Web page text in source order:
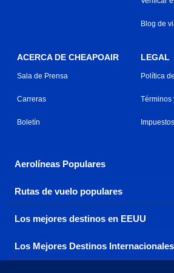
Blog de
ACERCA DE CHEAPOAIR
Sala de Prensa
Carreras
Boletín
LEGAL
Política
Términos
Aerolíneas Populares
Explora nuestras opciones de tarifas
aerolínea, con más de 500 opciones
Aeromexico
Air France Alaska
Rutas de vuelo populares
Reserva una de nuestras rutas de
con tres sencillos clics.
Los mejores destinos en EEUU
Encuentra boletos de avión baratos a
populares de los EEUU de costa a
Los Mejores Destinos Internacionales